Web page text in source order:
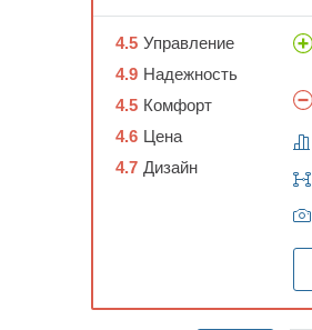
Управление
4.5
Надежность
4.9
Комфорт
4.5
Цена
4.6
Дизайн
4.7